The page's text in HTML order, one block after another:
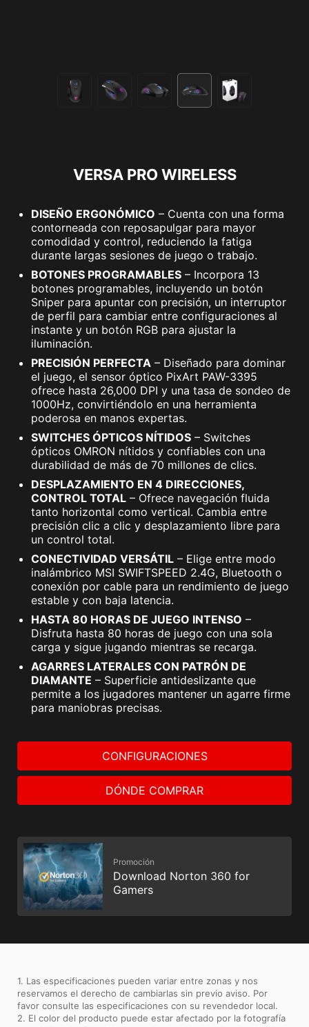
VERSA PRO WIRELESS
DISEÑO ERGONÓMICO – Cuenta con una forma
contorneada con reposapulgar para mayor
comodidad y control, reduciendo la fatiga
durante largas sesiones de juego o trabajo.
BOTONES PROGRAMABLES – Incorpora 13
botones programables, incluyendo un botón
Sniper para apuntar con precisión, un interruptor
de perfil para cambiar entre configuraciones al
instante y un botón RGB para ajustar la
iluminación.
PRECISIÓN PERFECTA – Diseñado para dominar
el juego, el sensor óptico PixArt PAW-3395
ofrece hasta 26,000 DPI y una tasa de sondeo de
1000Hz, convirtiéndolo en una herramienta
poderosa en manos expertas.
SWITCHES ÓPTICOS NÍTIDOS – Switches
ópticos OMRON nítidos y confiables con una
durabilidad de más de 70 millones de clics.
DESPLAZAMIENTO EN 4 DIRECCIONES,
CONTROL TOTAL – Ofrece navegación fluida
tanto horizontal como vertical. Cambia entre
precisión clic a clic y desplazamiento libre para
un control total.
CONECTIVIDAD VERSÁTIL – Elige entre modo
inalámbrico MSI SWIFTSPEED 2.4G, Bluetooth o
conexión por cable para un rendimiento de juego
estable y con baja latencia.
HASTA 80 HORAS DE JUEGO INTENSO –
Disfruta hasta 80 horas de juego con una sola
carga y sigue jugando mientras se recarga.
AGARRES LATERALES CON PATRÓN DE
DIAMANTE – Superficie antideslizante que
permite a los jugadores mantener un agarre firme
para maniobras precisas.
CONFIGURACIONES
DÓNDE COMPRAR
Promoción
Download Norton 360 for
Gamers
1. Las especificaciones pueden variar entre zonas y nos
reservamos el derecho de cambiarlas sin previo aviso. Por
favor consulte las especificaciones con su revendedor local.
2. El color del producto puede estar afectado por la fotografía